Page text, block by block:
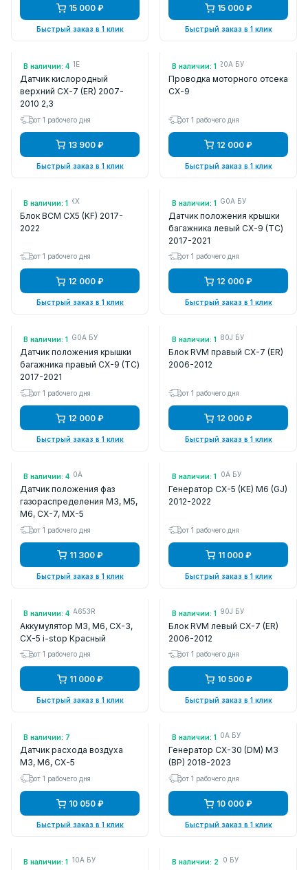
15 000 ₽
Быстрый заказ в 1 клик
15 000 ₽
Быстрый заказ в 1 клик
В наличии: 4
Арт.: L33L188G1E
Датчик кислородный
верхний CX-7 (ER) 2007-
2010 2,3
от 1 рабочего дня
13 900 ₽
Быстрый заказ в 1 клик
В наличии: 1
Арт.: TK5667020A БУ
Проводка моторного отсека
CX-9
от 1 рабочего дня
12 000 ₽
Быстрый заказ в 1 клик
В наличии: 1
Арт.: TKY2675XX
Блок BCM CX5 (KF) 2017-
2022
от 1 рабочего дня
12 000 ₽
Быстрый заказ в 1 клик
В наличии: 1
Арт.: TK49636G0A БУ
Датчик положения крышки
багажника левый CX-9 (TС)
2017-2021
от 1 рабочего дня
12 000 ₽
Быстрый заказ в 1 клик
В наличии: 1
Арт.: TK49626G0A БУ
Датчик положения крышки
багажника правый CX-9 (TС)
2017-2021
от 1 рабочего дня
12 000 ₽
Быстрый заказ в 1 клик
В наличии: 1
Арт.: G33D67Y80J БУ
Блок RVM правый CX-7 (ER)
2006-2012
от 1 рабочего дня
12 000 ₽
Быстрый заказ в 1 клик
В наличии: 4
Арт.: L3K914420A
Датчик положения фаз
газораспределения M3, M5,
M6, CX-7, MX-5
от 1 рабочего дня
11 300 ₽
Быстрый заказ в 1 клик
В наличии: 1
Арт.: PY1C18300A БУ
Генератор CX-5 (KE) M6 (GJ)
2012-2022
от 1 рабочего дня
11 000 ₽
Быстрый заказ в 1 клик
В наличии: 4
Арт.: DUOPEFBA653R
Аккумулятор M3, M6, CX-3,
CX-5 i-stop Красный
от 1 рабочего дня
11 000 ₽
Быстрый заказ в 1 клик
В наличии: 1
Арт.: G33D67Y90J БУ
Блок RVM левый CX-7 (ER)
2006-2012
от 1 рабочего дня
10 500 ₽
Быстрый заказ в 1 клик
В наличии: 7
Арт.: PE0113215
Датчик расхода воздуха
M3, M6, CX-5
от 1 рабочего дня
10 050 ₽
Быстрый заказ в 1 клик
В наличии: 1
Арт.: PAF218300A БУ
Генератор CX-30 (DM) M3
(BP) 2018-2023
от 1 рабочего дня
10 000 ₽
Быстрый заказ в 1 клик
В наличии: 1
Арт.: BHD567010A БУ В наличии: 2
Арт.: KD4567010 БУ